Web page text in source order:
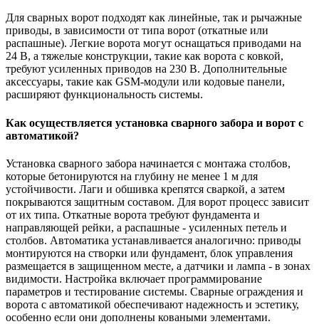
Для сварных ворот подходят как линейные, так и рычажные
приводы, в зависимости от типа ворот (откатные или
распашные). Легкие ворота могут оснащаться приводами на
24 В, а тяжелые конструкции, такие как ворота с ковкой,
требуют усиленных приводов на 230 В. Дополнительные
аксессуары, такие как GSM-модули или кодовые панели,
расширяют функциональность системы.
Как осуществляется установка сварного забора и ворот с
автоматикой?
Установка сварного забора начинается с монтажа столбов,
которые бетонируются на глубину не менее 1 м для
устойчивости. Лаги и обшивка крепятся сваркой, а затем
покрываются защитным составом. Для ворот процесс зависит
от их типа. Откатные ворота требуют фундамента и
направляющей рейки, а распашные - усиленных петель и
столбов. Автоматика устанавливается аналогично: приводы
монтируются на створки или фундамент, блок управления
размещается в защищенном месте, а датчики и лампа - в зонах
видимости. Настройка включает программирование
параметров и тестирование системы. Сварные ограждения и
ворота с автоматикой обеспечивают надежность и эстетику,
особенно если они дополнены коваными элементами.